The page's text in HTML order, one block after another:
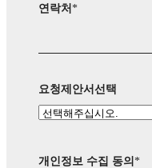
연락처 *
요청제안서선택
개인정보 수집 동의 *